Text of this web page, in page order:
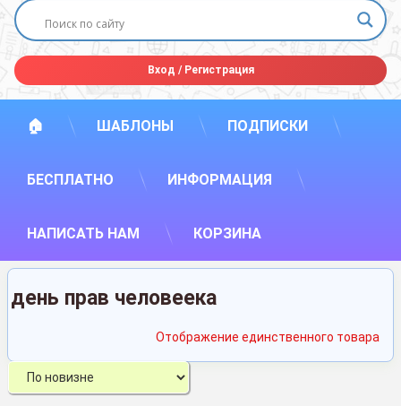
Вход /Регистрация
🏠 ШАБЛОНЫ ПОДПИСКИ
БЕСПЛАТНО ИНФОРМАЦИЯ
НАПИСАТЬ НАМ КОРЗИНА
день прав человеека
Отображение единственного товара